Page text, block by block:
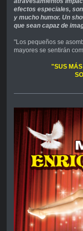
efectos especiales,
y mucho humor. Un
que sean capaz de
"Los pequeños se
mayores se sentirán
"SUS